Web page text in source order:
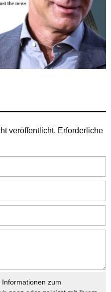
veröffentlicht. Erforderliche
zum